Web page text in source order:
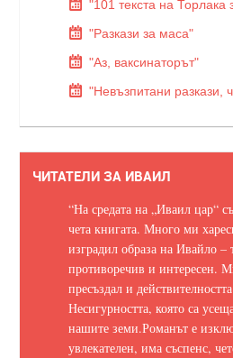
"101 текста на Торлака
"Разкази за маса"
"Аз, ваксинаторът"
"Невъзпитани разкази,
ЧИТАТЕЛИ ЗА ИВАИЛ
“На средата на „Иваил цар“
чета книгата. Много ми
изградил образа на Ивайло –
противоречив и интересен.
пресъздал и
Несигурността, която са
нашите земи.Романът е
увлекателен, има съспенс,